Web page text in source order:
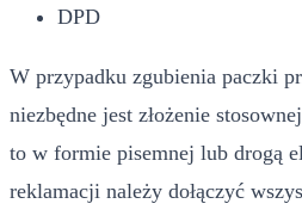
DPD
W przypadku zgubienia paczki
niezbędne jest złożenie
to w formie pisemnej lub drogą
reklamacji należy dołączyć